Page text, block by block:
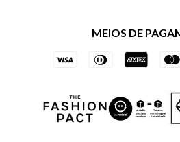
Trocas e Devoluções
Vai de Visa
Azul Fidelidade
MEIOS DE